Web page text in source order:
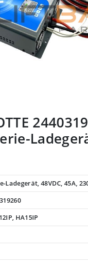
Ladegerät, 48VDC, 45A,
HA15IP